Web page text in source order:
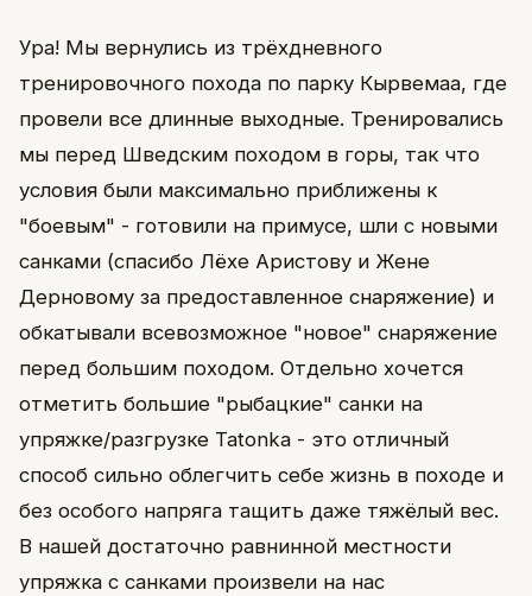
Ура! Мы вернулись из трёхдневного
тренировочного похода по парку Кырвемаа, где
провели все длинные выходные. Тренировались
мы перед Шведским походом в горы, так что
условия были максимально приближены к
"боевым" - готовили на примусе, шли с новыми
санками (спасибо Лёхе Аристову и Жене
Дерновому за предоставленное снаряжение) и
обкатывали всевозможное "новое" снаряжение
перед большим походом. Отдельно хочется
отметить большие "рыбацкие" санки на
упряжке/разгрузке Tatonka - это отличный
способ сильно облегчить себе жизнь в походе и
без особого напряга тащить даже тяжёлый вес.
В нашей достаточно равнинной местности
упряжка с санками произвели на нас